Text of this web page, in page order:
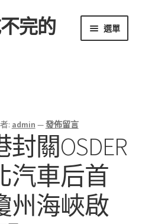
完的
選單
: admin —發佈留言
關OSDER
汽車后首
州海峽啟